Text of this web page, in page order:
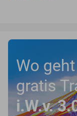
Wo
gratis
i.W.v.